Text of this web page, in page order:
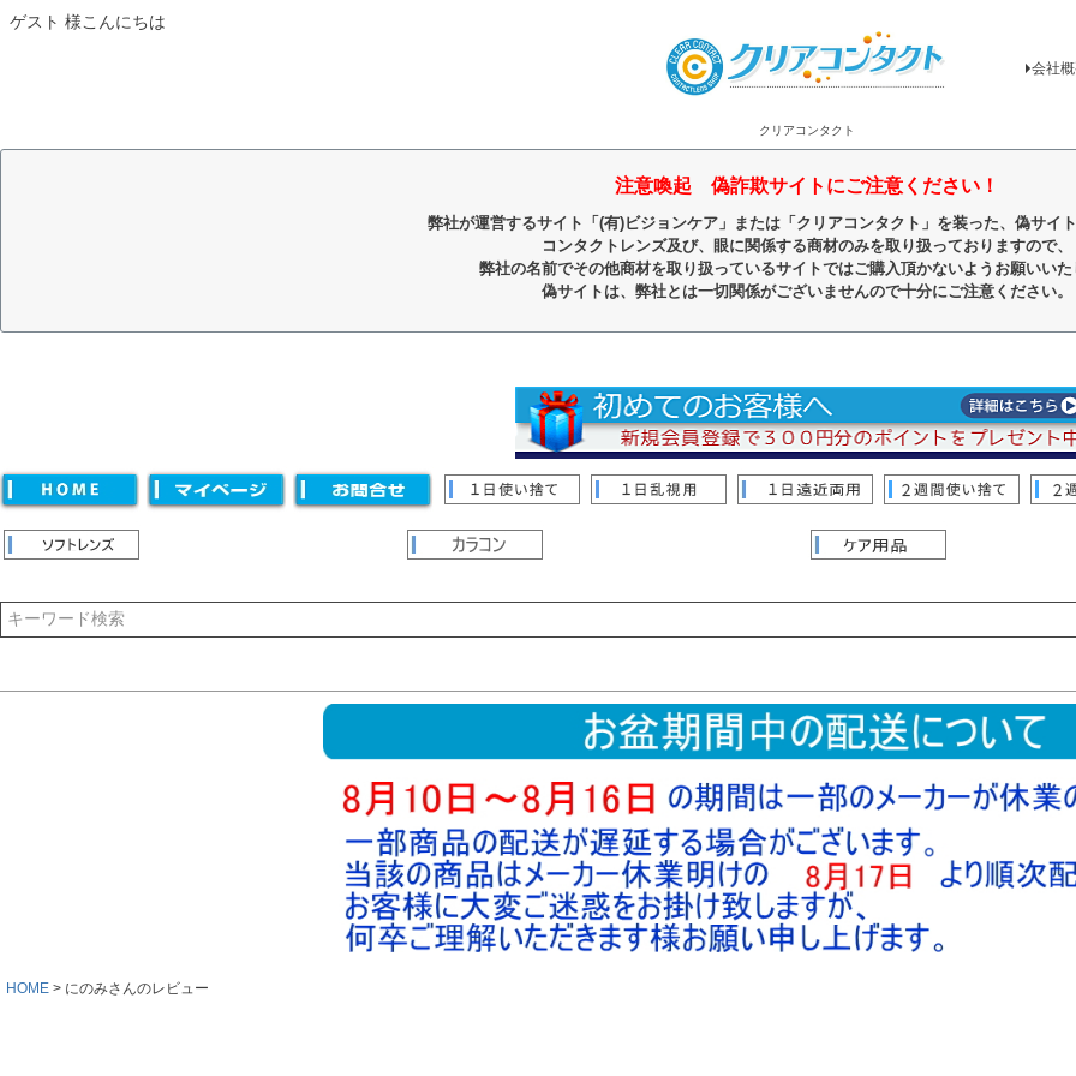
ゲスト 様こんにちは
クリアコンタクト
会社
注意喚起 偽詐欺サイトにご注意ください！
弊社が運営するサイト「(有)ビジョンケア」または「クリアコンタクト」を装った、偽サイ
コンタクトレンズ及び、眼に関係する商材のみを取り扱っておりますので、
弊社の名前でその他商材を取り扱っているサイトではご購入頂かないようお願いい
偽サイトは、弊社とは一切関係がございませんので十分にご注意ください。
並び順
新着順
登録順 価格が安い順 価格が高い順 優先度順
レビュー順
キーワードヒット順
HOME にのみさんのレビュー